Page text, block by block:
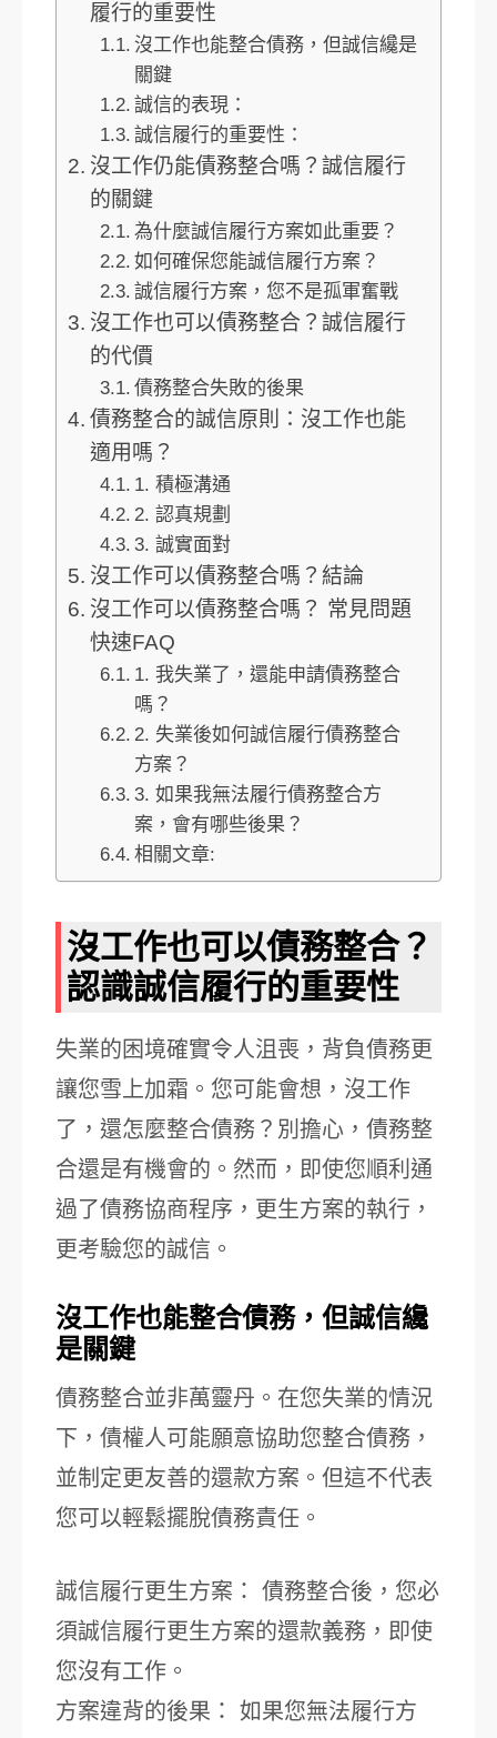
履行的重要性
沒工作也能整合債務，但誠信纔是
關鍵
誠信的表現：
誠信履行的重要性：
沒工作仍能債務整合嗎？誠信履行
的關鍵
為什麼誠信履行方案如此重要？
如何確保您能誠信履行方案？
誠信履行方案，您不是孤軍奮戰
沒工作也可以債務整合？誠信履行
的代價
債務整合失敗的後果
債務整合的誠信原則：沒工作也能
適用嗎？
1. 積極溝通
2. 認真規劃
3. 誠實面對
沒工作可以債務整合嗎？結論
沒工作可以債務整合嗎？ 常見問題
快速FAQ
1. 我失業了，還能申請債務整合
嗎？
2. 失業後如何誠信履行債務整合
方案？
3. 如果我無法履行債務整合方
案，會有哪些後果？
相關文章:
沒工作也可以債務整合？
認識誠信履行的重要性
失業的困境確實令人沮喪，背負債務更
讓您雪上加霜。您可能會想，沒工作
了，還怎麼整合債務？別擔心，債務整
合還是有機會的。然而，即使您順利通
過了債務協商程序，更生方案的執行，
更考驗您的誠信。
沒工作也能整合債務，但誠信纔
是關鍵
債務整合並非萬靈丹。在您失業的情況
下，債權人可能願意協助您整合債務，
並制定更友善的還款方案。但這不代表
您可以輕鬆擺脫債務責任。
誠信履行更生方案： 債務整合後，您必
須誠信履行更生方案的還款義務，即使
您沒有工作。
方案違背的後果： 如果您無法履行方